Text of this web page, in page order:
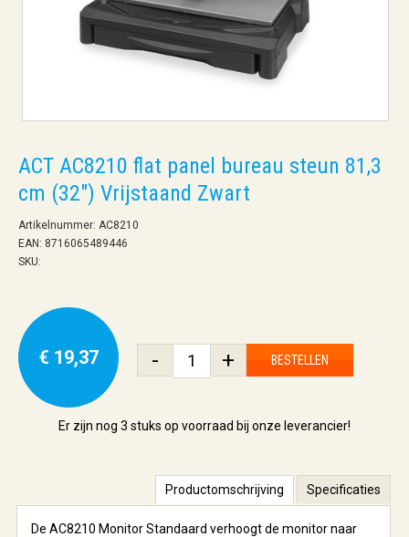
ACT AC8210 flat panel bureau steun 81,3
cm (32") Vrijstaand Zwart
Artikelnummer: AC8210
EAN: 8716065489446
SKU:
€ 19,37 - + BESTELLEN
Er zijn nog 3 stuks op voorraad bij onze leverancier!
Productomschrijving Specificaties
De AC8210 Monitor Standaard verhoogt de monitor naar